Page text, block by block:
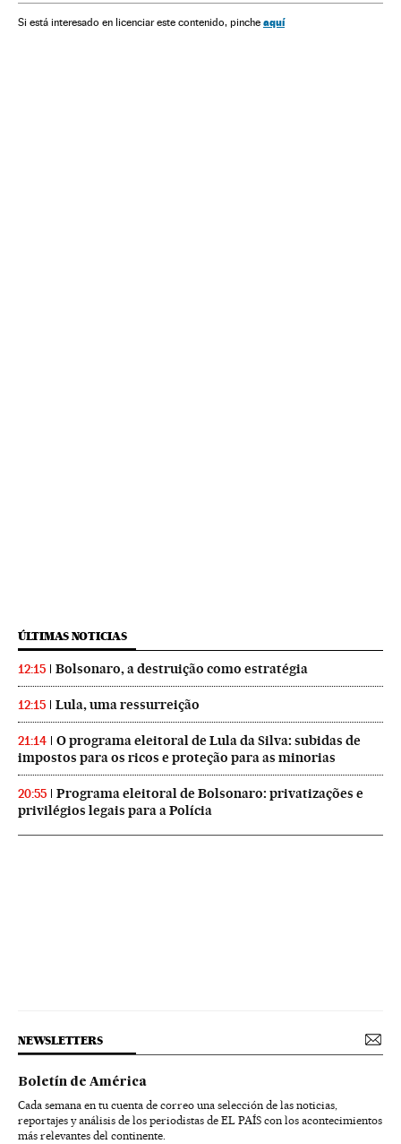
Maioridade Penal Violência Governo Brasil Brasil
Si está interesado en licenciar este contenido, pinche aquí
ÚLTIMAS NOTICIAS
12:15 Bolsonaro, a destruição como estratégia
12:15 Lula, uma ressurreição
21:14
O programa eleitoral de Lula da Silva: subidas de
impostos para os ricos e proteção para as minorias
20:55
Programa eleitoral de Bolsonaro: privatizações e
privilégios legais para a Polícia
NEWSLETTERS
Boletín de América
Cada semana en tu cuenta de correo una selección de las noticias,
reportajes y análisis de los periodistas de EL PAÍS con los acontecimientos
más relevantes del continente.